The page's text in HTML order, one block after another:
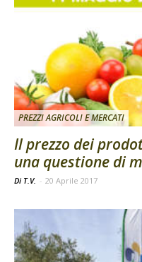
PREZZI AGRICOLI E MERCATI
Il prezzo dei
una questione di
Di T.V. - 20 Aprile 2017